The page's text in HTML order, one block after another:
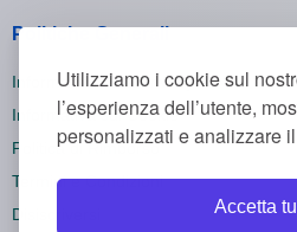
Utilizziamo i cookie sul
l’esperienza dell’utente,
personalizzati e analizzare
Accetta
Politiche Generali
Informativa sulla Privacy
Informativa sui Cookie
Politica di Rimborso
Termini e Condizioni
Disiscriversi